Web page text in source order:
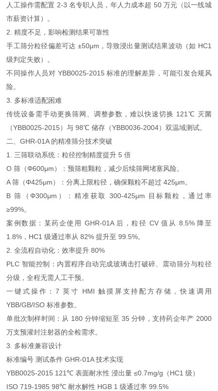
人工操作需配置 2-3 名专职人员，年人力成本超 50 万元（以一线城
市薪资计算）。
2. 精度不足，影响检测结果可靠性
手工筛分粒径偏差可达 ±50μm，导致浸出量测试结果波动（如 HC1
级判定失败）。
不同操作人员对 YBB0025-2015 标准的理解差异，可能引发合规风
险。
3. 多标准适配困难
传统设备需手动更换筛网、调整参数，难以快速切换 121℃ 灭菌
（YBB0025-2015）与 98℃ 储存（YBB0036-2004）双温域测试。
二、GHR-01A 的精准筛分技术突破
1. 三筛联动系统：粒径控制精度提升 5 倍
O 筛（Φ600μm）：预筛粗颗粒，减少后续筛网堵塞风险。
A 筛（Φ425μm）：分离上限粒径，确保颗粒不超过 425μm。
B 筛（Φ300μm）：精准获取 300-425μm 目标颗粒，通过率
≥99%。
案例数据：某药企使用 GHR-01A 后，粒径 CV 值从 8.5% 降至
1.8%，HC1 级通过率从 82% 提升至 99.5%。
2. 全流程自动化：效率提升 80%
PLC 智能控制：内置程序自动完成玻璃击打破碎、震动筛分与粒径
分级，全程无需人工干预。
一键式操作：7 英寸 HMI 触摸屏支持配方存储，快速调用
YBB/GB/ISO 标准参数。
单批次制样时间：从 180 分钟缩短至 35 分钟，支持药企年产 2000
万支预灌封注射器的全检需求。
3. 多标准兼容设计
标准编号 测试条件 GHR-01A 技术实现
YBB0025-2015 121℃ 表面耐水性 浸出量 ≤0.7mg/g（HC1 级）
ISO 719-1985 98℃ 耐水解性 HGB 1 级通过率 99.5%